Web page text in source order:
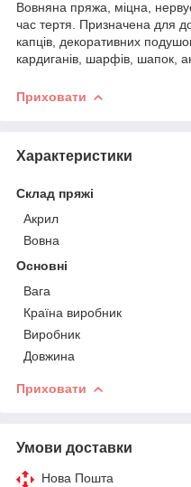
Вовняна пряжа, міцна,
час тертя. Призначена для
капців, декоративних
кардиганів, шарфів, шапок,
Приховати
Характеристики
Склад пряжі
Акрил
Вовна
Основні
Вага
Країна виробник
Виробник
Довжина
Приховати
Умови доставки
Нова Пошта